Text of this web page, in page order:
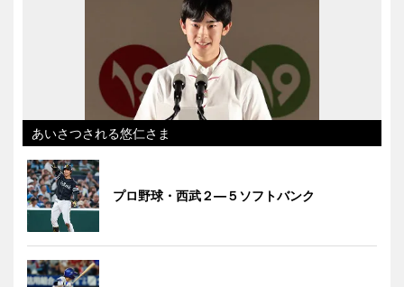
あいさつされる悠仁さま
プロ野球・西武２―５ソフトバンク